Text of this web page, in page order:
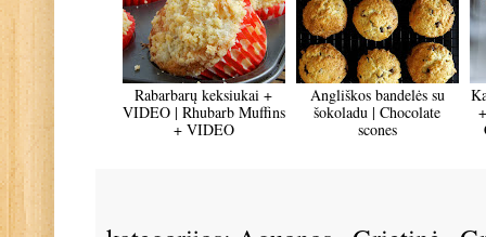
Rabarbarų keksiukai +
VIDEO | Rhubarb Muffins
+ VIDEO
Angliškos bandelės su
šokoladu | Chocolate
scones